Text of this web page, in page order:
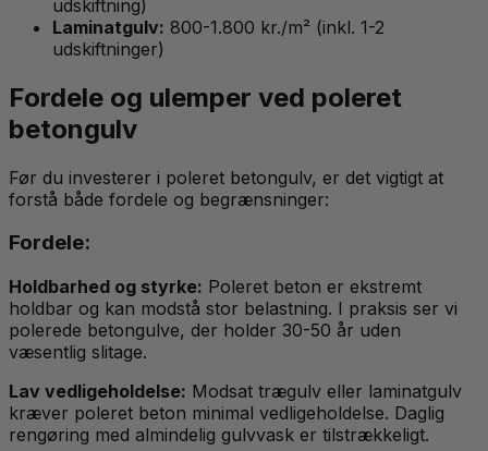
udskiftning)
Laminatgulv: 800-1.800 kr./m² (inkl. 1-2
udskiftninger)
Fordele og ulemper ved poleret
betongulv
Før du investerer i poleret betongulv, er det vigtigt at
forstå både fordele og begrænsninger:
Fordele:
Holdbarhed og styrke: Poleret beton er ekstremt
holdbar og kan modstå stor belastning. I praksis ser vi
polerede betongulve, der holder 30-50 år uden
væsentlig slitage.
Lav vedligeholdelse: Modsat trægulv eller laminatgulv
kræver poleret beton minimal vedligeholdelse. Daglig
rengøring med almindelig gulvvask er tilstrækkeligt.